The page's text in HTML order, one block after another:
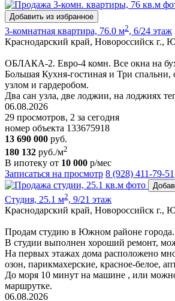
Добавить из избранное
3-комнатная квартира, 76.0 м2, 6/24 этаж
Краснодарский край, Новороссийск г.,
ОБЛАКА-2. Евро-4 комн. Все окна на
Большая Кухня-гостиная и Три спальни,
узлом и гардеробом.
Два сан узла, две лоджии, на лоджиях
06.08.2026
29 просмотров, 2 за сегодня
номер объекта 133675918
13 690 000 руб.
180 132 руб./м2
В ипотеку от 10 000 р/мес
Записаться на просмотр 8 (928) 411-79-51
Студия, 25.1 м2, 9/21 этаж
Краснодарский край, Новороссийск г.,
Продам студию в Южном районе города.
В студии выполнен хороший ремонт,
На первых этажах дома расположено
озон, парикмахерские, красное-белое,
До моря 10 минут на машине , или
маршрутке.
06.08.2026